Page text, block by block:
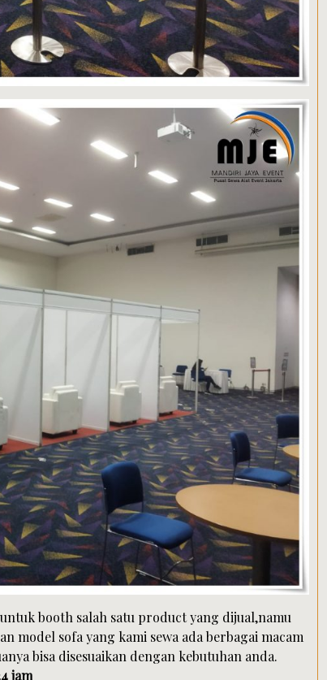
booth salah satu product yang dijual,namu
model sofa yang kami sewa ada berbagai macam
bisa disesuaikan dengan kebutuhan anda.
jam